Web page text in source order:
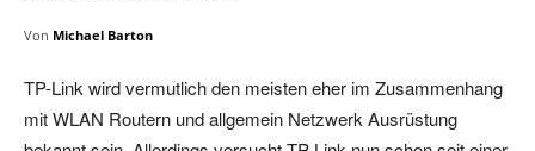
Von Michael Barton
TP-Link wird vermutlich den meisten eher im Zusammenhang
mit WLAN Routern und allgemein Netzwerk Ausrüstung